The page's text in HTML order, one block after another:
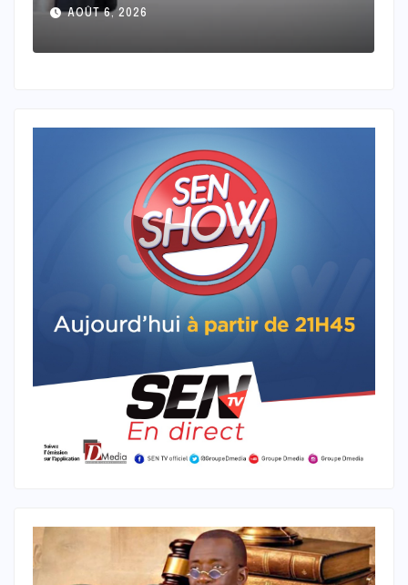
Mantoulaye Th Ndoye
AOÛT 5, 2026